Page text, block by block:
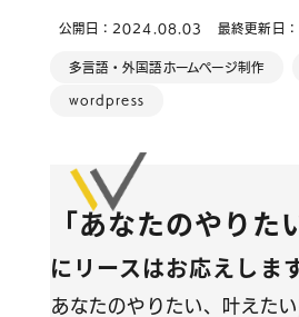
サービス
コンテンツ
お問い合わせ
情報セキュリティに関する
多言語・外国語ホームページ制作
wordpress
公開日：2024.08.03 最終更新日
「あなたのやりた
にリースはお応えしま
あなたのやりたい、叶えた